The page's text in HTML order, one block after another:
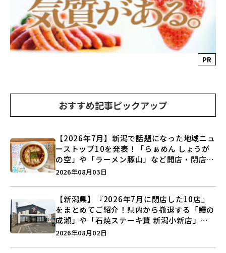
PR
おすすめ記事ピックアップ
【2026年7月】新潟で話題になった地域ニュ
ーストップ10を発表！「らぁめん しょうが
の空」や「ラーメン豚山」など開店・閉店の
注目記事をランキングでご紹介♪
2026年08月03日
【新潟県】『2026年7月に閉店した10店』
をまとめてご紹介！県内から撤退する「鰻の
成瀬」や「石焼ステーキ贅 新潟小新店」が
営業に幕…。
2026年08月02日